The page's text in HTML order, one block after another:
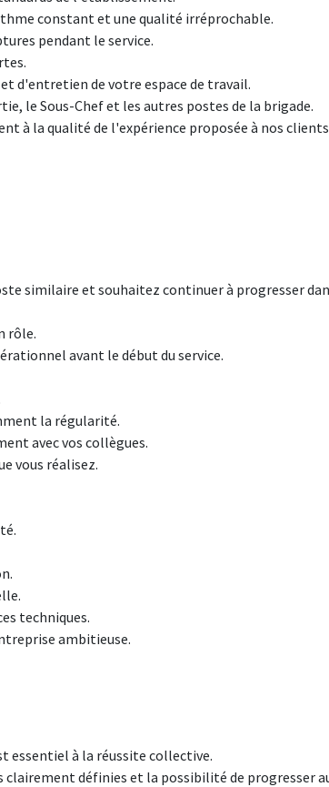
constant et une qualité irréprochable.
pendant le service.
d'entretien de votre espace de travail.
le Sous-Chef et les autres postes de la brigade.
à la qualité de l'expérience proposée à nos
similaire et souhaitez continuer à progresser
rôle.
avant le début du service.
la régularité.
avec vos collègues.
vous réalisez.
techniques.
ambitieuse.
essentiel à la réussite collective.
clairement définies et la possibilité de progresser